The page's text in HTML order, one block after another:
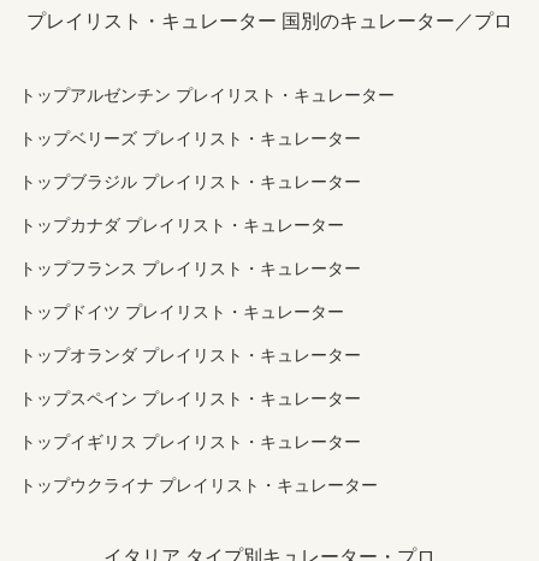
プレイリスト・キュレーター 国別のキュレーター／プロ
トップアルゼンチン プレイリスト・キュレーター
トップベリーズ プレイリスト・キュレーター
トップブラジル プレイリスト・キュレーター
トップカナダ プレイリスト・キュレーター
トップフランス プレイリスト・キュレーター
トップドイツ プレイリスト・キュレーター
トップオランダ プレイリスト・キュレーター
トップスペイン プレイリスト・キュレーター
トップイギリス プレイリスト・キュレーター
トップウクライナ プレイリスト・キュレーター